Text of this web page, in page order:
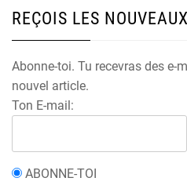
REÇOIS LES
Abonne-toi. Tu recevras des e-
nouvel article.
Ton E-mail:
ABONNE-TOI